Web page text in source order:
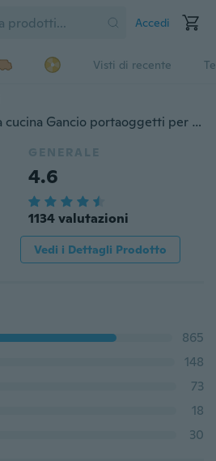
Accedi
Visti di recente
Gancio portaoggetti da cucina Gancio portaoggetti per guardaroba Accessori per organizer da cucina Scaffale portaoggetti per armadietto Gancio portaoggetti girevole
GENERALE
4.6
1134 valutazioni
Vedi i Dettagli Prodotto
865
148
73
18
30